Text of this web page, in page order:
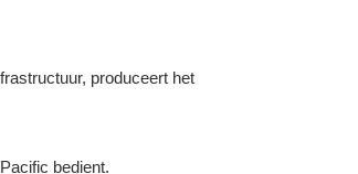
produceert het
bedient.